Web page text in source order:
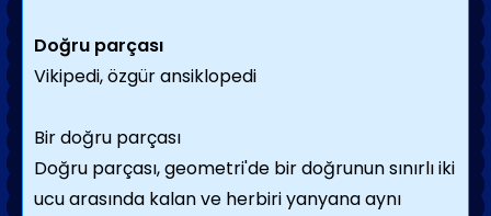
Doğru parçası
Vikipedi, özgür ansiklopedi
Bir doğru parçası
Doğru parçası, geometri'de bir doğrunun sınırlı iki
ucu arasında kalan ve herbiri yanyana aynı